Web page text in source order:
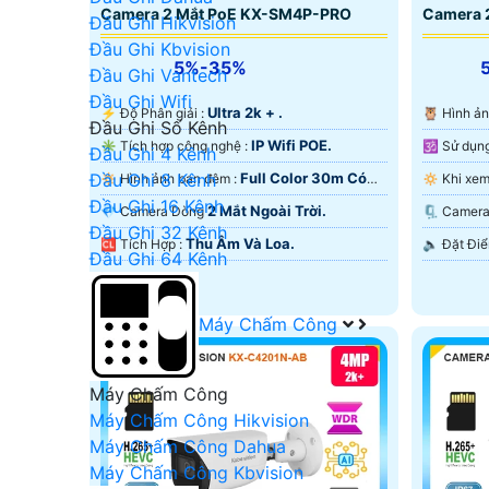
Đầu Ghi Hikvision
Đầu Ghi Kbvision
Đầu Ghi Vantech
Đầu Ghi Wifi
Đầu Ghi Số Kênh
Đầu Ghi 4 Kênh
Đầu Ghi 8 Kênh
Đầu Ghi 16 Kênh
Đầu Ghi 32 Kênh
Đầu Ghi 64 Kênh
Máy Chấm Công
Máy Chấm Công
Máy Chấm Công Hikvision
Máy Chấm Công Dahua
Máy Chấm Công Kbvision
Camera 2 Mắt PoE KX-SM4P-PRO
5%-35%
️⚡ Độ Phân giải : Ultra 2k + .
✳️ Tích hợp công nghệ : IP Wifi POE.
🔅 Hình ảnh ban đêm : Full Color 30m Có
Màu Ban Ðêm.
💎 Camera Dòng2 Mắt Ngoài Trời.
️🆑 Tích Hợp : Thu Âm Và Loa.
Camera
🦉 Hình
Màu Ban
🗜️